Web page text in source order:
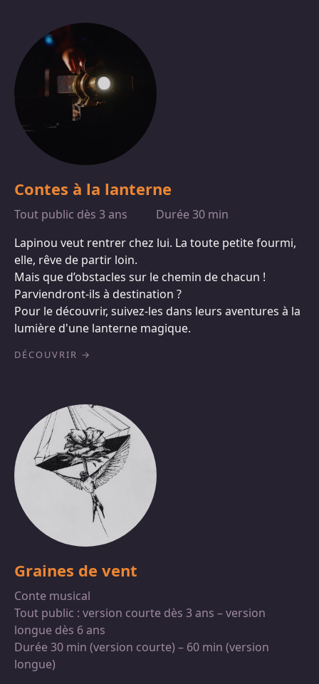
Contes à la lanterne
Tout public dès 3 ans
Durée 30 min
Lapinou veut rentrer chez lui. La toute petite fourmi,
elle, rêve de partir loin.
Mais que d’obstacles sur le chemin de chacun !
Parviendront-ils à destination ?
Pour le découvrir, suivez-les dans leurs aventures à la
lumière d'une lanterne magique.
DÉCOUVRIR
Graines de vent
Conte musical
Tout public : version courte dès 3 ans – version
longue dès 6 ans
Durée 30 min (version courte) – 60 min (version
longue)